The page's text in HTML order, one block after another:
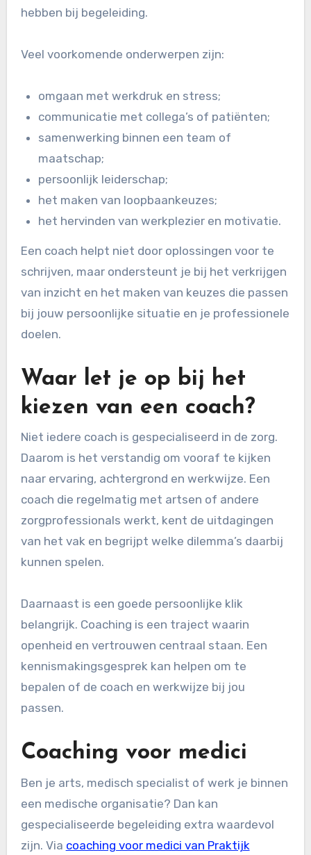
hebben bij begeleiding.
Veel voorkomende onderwerpen zijn:
omgaan met werkdruk en stress;
communicatie met collega’s of patiënten;
samenwerking binnen een team of
maatschap;
persoonlijk leiderschap;
het maken van loopbaankeuzes;
het hervinden van werkplezier en motivatie.
Een coach helpt niet door oplossingen voor te
schrijven, maar ondersteunt je bij het verkrijgen
van inzicht en het maken van keuzes die passen
bij jouw persoonlijke situatie en je professionele
doelen.
Waar let je op bij het
kiezen van een coach?
Niet iedere coach is gespecialiseerd in de zorg.
Daarom is het verstandig om vooraf te kijken
naar ervaring, achtergrond en werkwijze. Een
coach die regelmatig met artsen of andere
zorgprofessionals werkt, kent de uitdagingen
van het vak en begrijpt welke dilemma’s daarbij
kunnen spelen.
Daarnaast is een goede persoonlijke klik
belangrijk. Coaching is een traject waarin
openheid en vertrouwen centraal staan. Een
kennismakingsgesprek kan helpen om te
bepalen of de coach en werkwijze bij jou
passen.
Coaching voor medici
Ben je arts, medisch specialist of werk je binnen
een medische organisatie? Dan kan
gespecialiseerde begeleiding extra waardevol
zijn. Via coaching voor medici van Praktijk